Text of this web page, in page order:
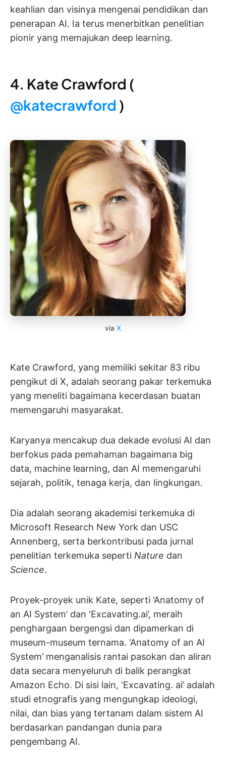
keahlian dan visinya mengenai pendidikan dan
penerapan AI. Ia terus menerbitkan penelitian
pionir yang memajukan deep learning.
4. Kate Crawford (
@katecrawford )
via X
Kate Crawford, yang memiliki sekitar 83 ribu
pengikut di X, adalah seorang pakar terkemuka
yang meneliti bagaimana kecerdasan buatan
memengaruhi masyarakat.
Karyanya mencakup dua dekade evolusi AI dan
berfokus pada pemahaman bagaimana big
data, machine learning, dan AI memengaruhi
sejarah, politik, tenaga kerja, dan lingkungan.
Dia adalah seorang akademisi terkemuka di
Microsoft Research New York dan USC
Annenberg, serta berkontribusi pada jurnal
penelitian terkemuka seperti Nature dan
Science.
Proyek-proyek unik Kate, seperti ‘Anatomy of
an AI System’ dan ‘Excavating.ai’, meraih
penghargaan bergengsi dan dipamerkan di
museum-museum ternama. ‘Anatomy of an AI
System’ menganalisis rantai pasokan dan aliran
data secara menyeluruh di balik perangkat
Amazon Echo. Di sisi lain, ‘Excavating. ai’ adalah
studi etnografis yang mengungkap ideologi,
nilai, dan bias yang tertanam dalam sistem AI
berdasarkan pandangan dunia para
pengembang AI.